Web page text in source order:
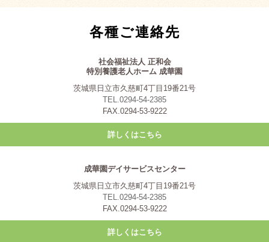
各種ご連絡先
社会福祉法人 正和会
特別養護老人ホーム 成華園
茨城県日立市久慈町4丁目19番21号
TEL.0294-54-2385
FAX.0294-53-9222
詳しくはこちら
成華園デイサービスセンター
茨城県日立市久慈町4丁目19番21号
TEL.0294-54-2385
FAX.0294-53-9222
詳しくはこちら